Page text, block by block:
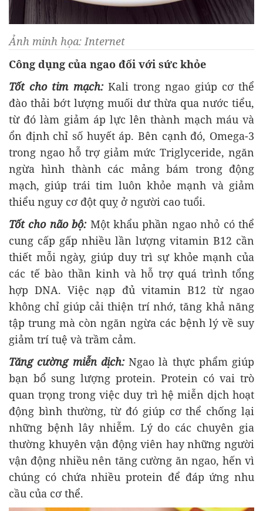
Ảnh minh họa: Internet
Công dụng của ngao đối với sức khỏe
Tốt cho tim mạch: Kali trong ngao giúp cơ thể
đào thải bớt lượng muối dư thừa qua nước tiểu,
từ đó làm giảm áp lực lên thành mạch máu và
ổn định chỉ số huyết áp. Bên cạnh đó, Omega-3
trong ngao hỗ trợ giảm mức Triglyceride, ngăn
ngừa hình thành các mảng bám trong động
mạch, giúp trái tim luôn khỏe mạnh và giảm
thiểu nguy cơ đột quỵ ở người cao tuổi.
Tốt cho não bộ: Một khẩu phần ngao nhỏ có thể
cung cấp gấp nhiều lần lượng vitamin B12 cần
thiết mỗi ngày, giúp duy trì sự khỏe mạnh của
các tế bào thần kinh và hỗ trợ quá trình tổng
hợp DNA. Việc nạp đủ vitamin B12 từ ngao
không chỉ giúp cải thiện trí nhớ, tăng khả năng
tập trung mà còn ngăn ngừa các bệnh lý về suy
giảm trí tuệ và trầm cảm.
Tăng cường miễn dịch: Ngao là thực phẩm giúp
bạn bổ sung lượng protein. Protein có vai trò
quan trọng trong việc duy trì hệ miễn dịch hoạt
động bình thường, từ đó giúp cơ thể chống lại
những bệnh lây nhiễm. Lý do các chuyên gia
thường khuyên vận động viên hay những người
vận động nhiều nên tăng cường ăn ngao, hến vì
chúng có chứa nhiều protein để đáp ứng nhu
cầu của cơ thể.